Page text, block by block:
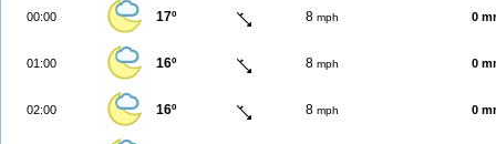
00:00 17º 8 mph 0
01:00 16º 8 mph 0
02:00 16º 8 mph 0